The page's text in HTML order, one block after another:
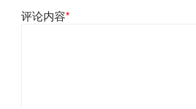
评论内容*